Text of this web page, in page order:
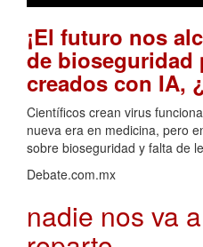
¡El futuro nos
de bioseguridad
creados con IA,
Científicos crean virus
nueva era en medicina, pero
sobre bioseguridad y falta de
Debate.com.mx
nadie nos va